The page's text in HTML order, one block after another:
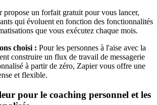
propose un forfait gratuit pour vous lancer,
qui évoluent en fonction des fonctionnalités
que vous exécutez chaque mois.
choisi : Pour les personnes à l'aise avec la
construire un flux de travail de messagerie
à partir de zéro, Zapier vous offre une
et flexible.
pour le coaching personnel et les